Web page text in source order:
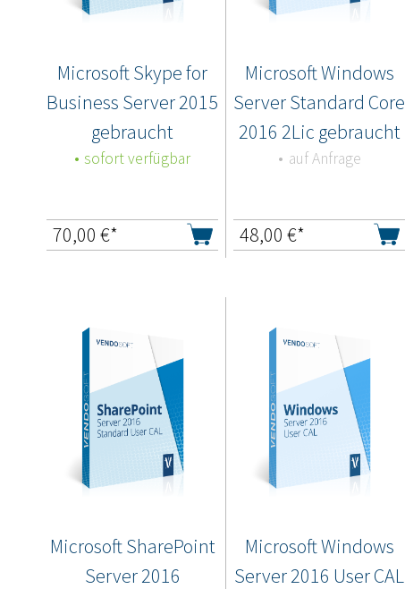
Microsoft Skype for
Business Server 2015
gebraucht
sofort verfügbar
70,00 €*
Microsoft Windows
Server Standard Core
2016 2Lic gebraucht
auf Anfrage
48,00 €*
Microsoft SharePoint
Server 2016
Microsoft Windows
Server 2016 User CAL